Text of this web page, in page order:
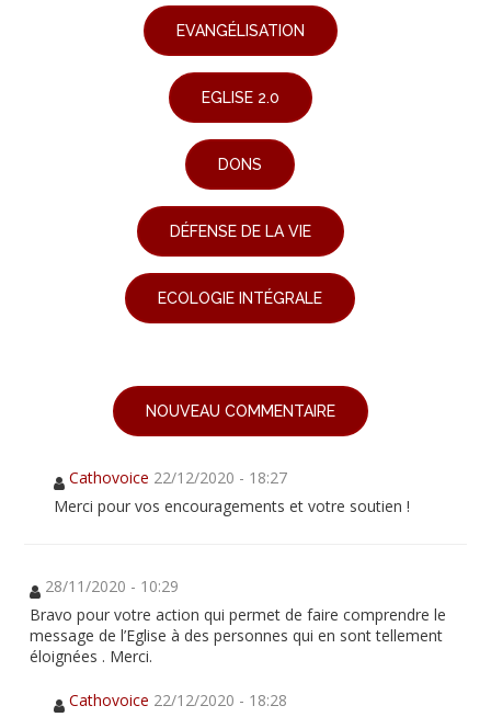
EVANGÉLISATION
EGLISE 2.0
DONS
DÉFENSE DE LA VIE
ECOLOGIE INTÉGRALE
NOUVEAU COMMENTAIRE
Cathovoice 22/12/2020 - 18:27
Merci pour vos encouragements et votre soutien !
28/11/2020 - 10:29
Bravo pour votre action qui permet de faire comprendre le
message de l’Eglise à des personnes qui en sont tellement
éloignées . Merci.
Cathovoice 22/12/2020 - 18:28